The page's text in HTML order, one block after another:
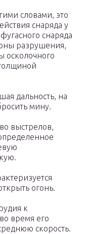
словами, это
снаряда у
снаряда
разрушения,
осколочного
дальность, на
мину.
выстрелов,
огонь.
к
время его
скорость.